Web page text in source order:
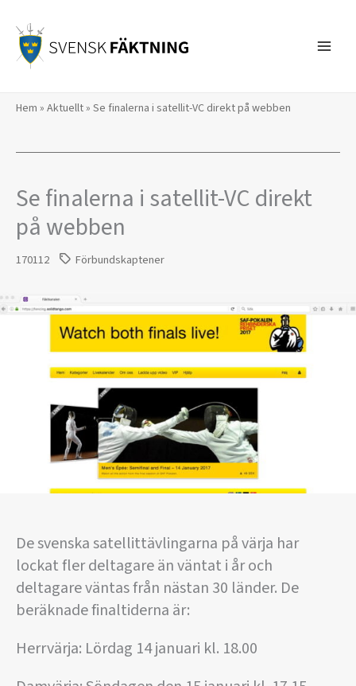
innehåll
Hem » Aktuellt» Se finalerna i satellit-VC direkt på webben
Se finalerna i satellit-VC direkt
på webben
170112 Förbundskaptener
De svenska satellittävlingarna på värja har
lockat fler deltagare än väntat i år och
deltagare väntas från nästan 30 länder. De
beräknade finaltiderna är:
Herrvärja: Lördag 14 januari kl. 18.00